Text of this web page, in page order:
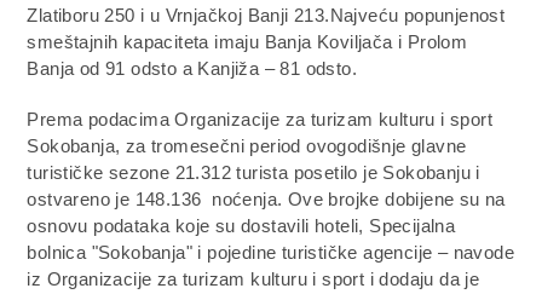
Zlatiboru 250 i u Vrnjačkoj Banji 213.Najveću popunjenost
smeštajnih kapaciteta imaju Banja Koviljača i Prolom
Banja od 91 odsto a Kanjiža – 81 odsto.
Prema podacima Organizacije za turizam kulturu i sport
Sokobanja, za tromesečni period ovogodišnje glavne
turističke sezone 21.312 turista posetilo je Sokobanju i
ostvareno je 148.136 noćenja. Ove brojke dobijene su na
osnovu podataka koje su dostavili hoteli, Specijalna
bolnica "Sokobanja" i pojedine turističke agencije – navode
iz Organizacije za turizam kulturu i sport i dodaju da je